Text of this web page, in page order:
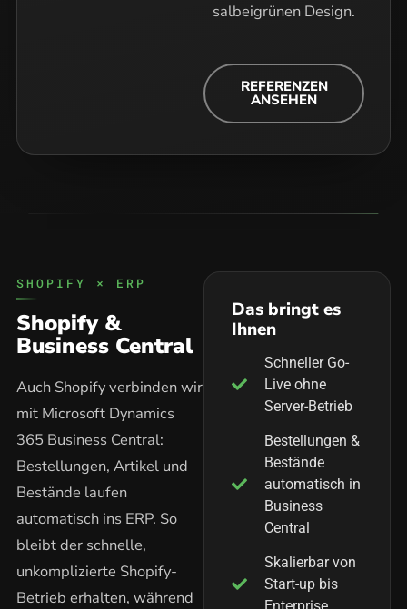
salbeigrünen Design.
REFERENZEN
ANSEHEN
SHOPIFY × ERP
Shopify &
Business Central
Auch Shopify verbinden wir
mit Microsoft Dynamics
365 Business Central:
Bestellungen, Artikel und
Bestände laufen
automatisch ins ERP. So
bleibt der schnelle,
unkomplizierte Shopify-
Betrieb erhalten, während
Das bringt es
Ihnen
Schneller Go-
Live ohne
Server-Betrieb
Bestellungen &
Bestände
automatisch in
Business
Central
Skalierbar von
Start-up bis
Enterprise